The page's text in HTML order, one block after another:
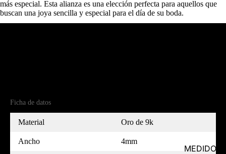
MEDIDOR
más especial. Esta alianza es una elección perfecta para aquellos que
buscan una joya sencilla y especial para el día de su boda.
Ficha de datos
Material Oro de 9k
Ancho 4mm